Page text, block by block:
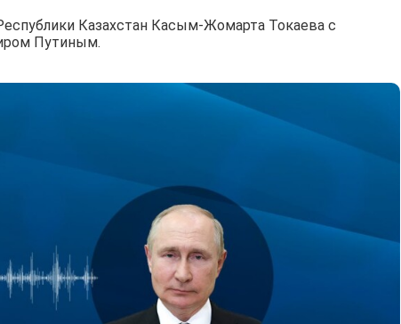
Казахстан Касым-Жомарта Токаева с
Путиным.